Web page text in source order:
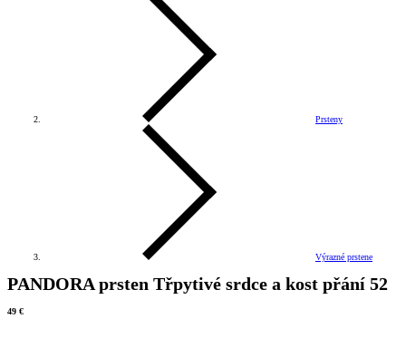
Prsteny
Výrazné prstene
PANDORA prsten Třpytivé srdce a kost přání 52
49 €